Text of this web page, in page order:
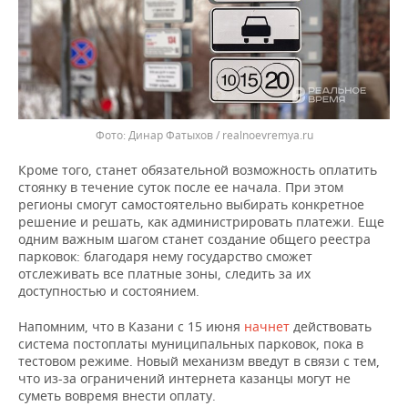
Динар Фатыхов / realnoevremya.ru
Кроме того, станет обязательной возможность оплатить
стоянку в течение суток после ее начала. При этом
регионы смогут самостоятельно выбирать конкретное
решение и решать, как администрировать платежи. Еще
одним важным шагом станет создание общего реестра
парковок: благодаря нему государство сможет
отслеживать все платные зоны, следить за их
доступностью и состоянием.
Напомним, что в Казани с 15 июня начнет действовать
система постоплаты муниципальных парковок, пока в
тестовом режиме. Новый механизм введут в связи с тем,
что из-за ограничений интернета казанцы могут не
суметь вовремя внести оплату.